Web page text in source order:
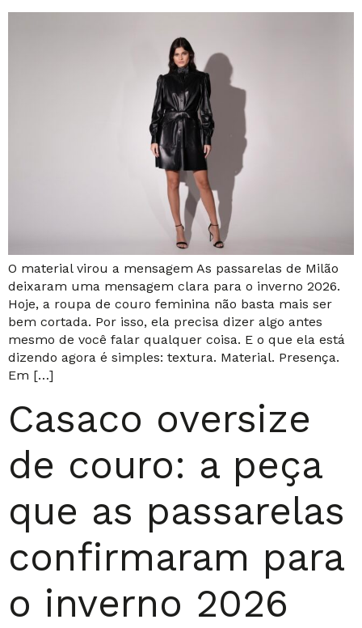
O material virou a mensagem As passarelas de Milão
deixaram uma mensagem clara para o inverno 2026.
Hoje, a roupa de couro feminina não basta mais ser
bem cortada. Por isso, ela precisa dizer algo antes
mesmo de você falar qualquer coisa. E o que ela está
dizendo agora é simples: textura. Material. Presença.
Em […]
Casaco oversize
de couro: a peça
que as passarelas
confirmaram para
o inverno 2026